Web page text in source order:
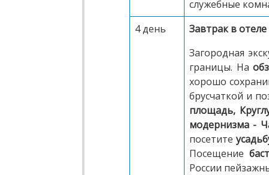
служебные
4 день
Завтрак в
Загородная
границы. На
хорошо
брусчаткой и
площадь,
модернизма -
посетите
Посещение
России